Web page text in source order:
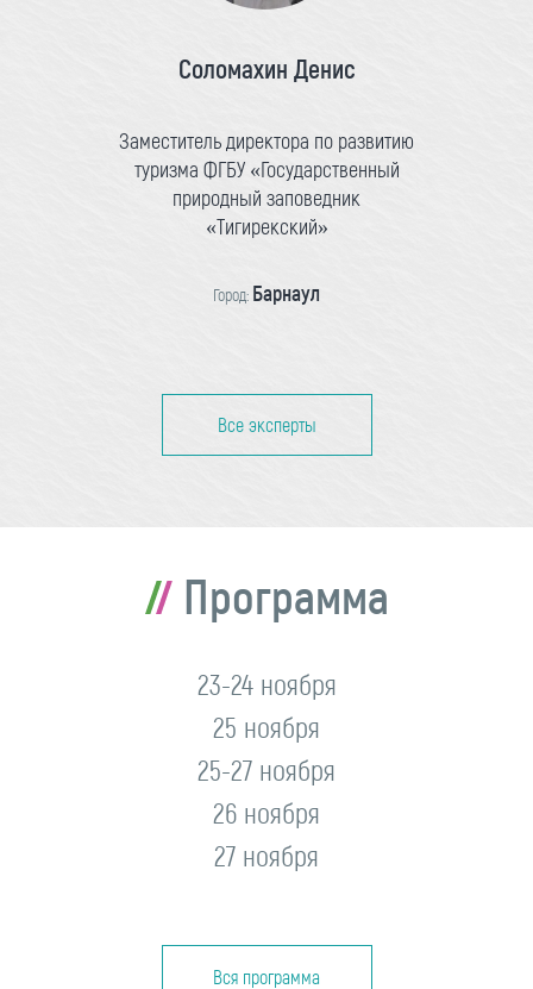
Соломахин Денис
Заместитель директора по развитию
туризма ФГБУ «Государственный
природный заповедник
«Тигирекский»
Город: Барнаул
Все эксперты
Программа
23-24 ноября
25 ноября
25-27 ноября
26 ноября
27 ноября
Вся программа